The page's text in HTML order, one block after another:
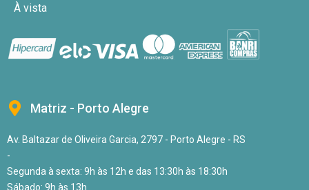
À vista
Matriz - Porto Alegre
Av. Baltazar de Oliveira Garcia, 2797 - Porto Alegre - RS
-
Segunda à sexta: 9h às 12h e das 13:30h às 18:30h
Sábado: 9h às 13h